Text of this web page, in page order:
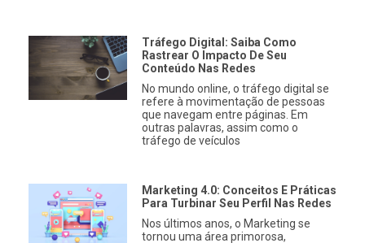
Tráfego Digital: Saiba Como
Rastrear O Impacto De Seu
Conteúdo Nas Redes
No mundo online, o tráfego digital se
refere à movimentação de pessoas
que navegam entre páginas. Em
outras palavras, assim como o
tráfego de veículos
Marketing 4.0: Conceitos E Práticas
Para Turbinar Seu Perfil Nas Redes
Nos últimos anos, o Marketing se
tornou uma área primorosa,